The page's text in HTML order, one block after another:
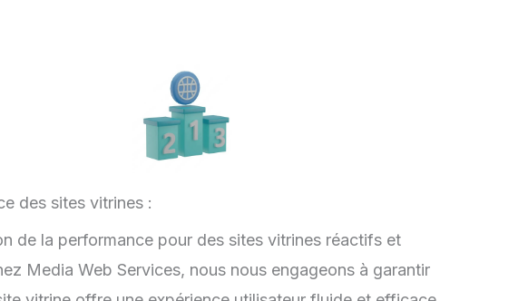
des sites vitrines :
de la performance pour des sites vitrines réactifs et
Media Web Services, nous nous engageons à garantir